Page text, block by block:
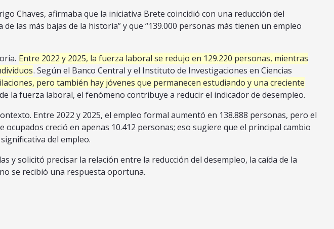
Chaves, afirmaba que la iniciativa Brete coincidió con una reducción del
las más bajas de la historia” y que “139.000 personas más tienen un empleo
Entre 2022 y 2025, la fuerza laboral se redujo en 129.220 personas, mientras
. Según el Banco Central y el Instituto de Investigaciones en Ciencias
pero también hay jóvenes que permanecen estudiando y una creciente
la fuerza laboral, el fenómeno contribuye a reducir el indicador de desempleo.
Entre 2022 y 2025, el empleo formal aumentó en 138.888 personas, pero el
creció en apenas 10.412 personas; eso sugiere que el principal cambio
del empleo.
y solicitó precisar la relación entre la reducción del desempleo, la caída de la
se recibió una respuesta oportuna.